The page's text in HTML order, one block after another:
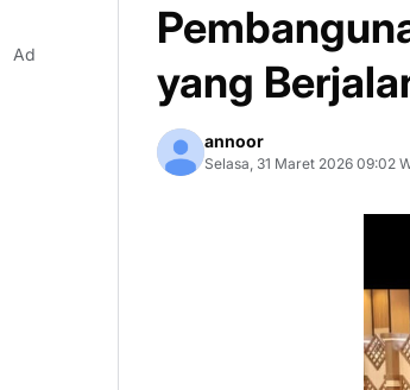
yang
annoor
Selasa, 31 Maret 2026 09:02
Ad